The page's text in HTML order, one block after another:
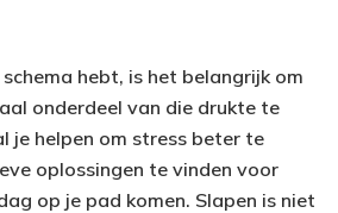
hebt, is het belangrijk om
onderdeel van die drukte te
je helpen om stress beter te
oplossingen te vinden voor
op je pad komen. Slapen is niet